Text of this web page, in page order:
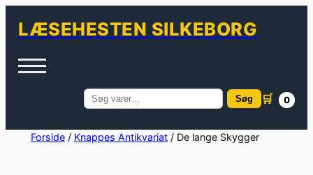
LÆSEHESTEN SILKEBORG
Søg
Søg 🛒 0
SpringForside/ Knappes Antikvariat/ De lange Skygger